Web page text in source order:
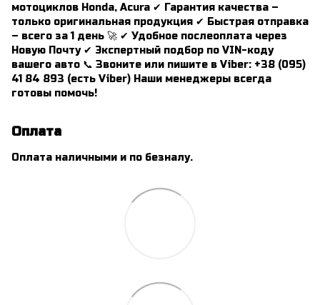
мотоциклов Honda, Acura ✔ Гарантия качества –
только оригинальная продукция ✔ Быстрая отправка
– всего за 1 день 🚀 ✔ Удобное послеоплата через
Новую Почту ✔ Экспертный подбор по VIN-коду
вашего авто 📞 Звоните или пишите в Viber: +38 (095)
41 84 893 (есть Viber) Наши менеджеры всегда
готовы помочь!
Оплата
Оплата наличными и по безналу.